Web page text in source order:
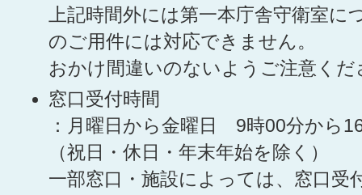
上記時間外には第一本庁舎守衛室に
のご用件には対応できません。
おかけ間違いのないようご注意くだ
窓口受付時間
：月曜日から金曜日 9時00分から
（祝日・休日・年末年始を除く）
一部窓口・施設によっては、窓口受